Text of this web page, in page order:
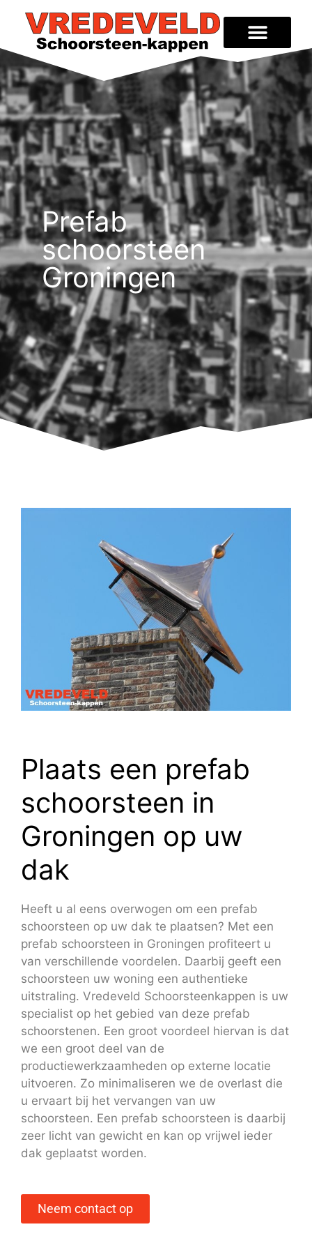
Prefab
schoorsteen
Groningen
Plaats een prefab
schoorsteen in
Groningen op uw
dak
Heeft u al eens overwogen om een prefab
schoorsteen op uw dak te plaatsen? Met een
prefab schoorsteen in Groningen profiteert u
van verschillende voordelen. Daarbij geeft een
schoorsteen uw woning een authentieke
uitstraling. Vredeveld Schoorsteenkappen is uw
specialist op het gebied van deze prefab
schoorstenen. Een groot voordeel hiervan is dat
we een groot deel van de
productiewerkzaamheden op externe locatie
uitvoeren. Zo minimaliseren we de overlast die
u ervaart bij het vervangen van uw
schoorsteen. Een prefab schoorsteen is daarbij
zeer licht van gewicht en kan op vrijwel ieder
dak geplaatst worden.
Neem contact op